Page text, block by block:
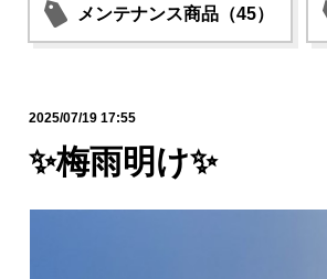
メンテナンス商品（45）
2025/07/19 17:55
✨梅雨明け✨